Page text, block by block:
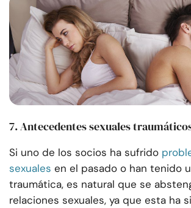
7. Antecedentes sexuales
Si uno de los socios ha sufrido
sexuales en el pasado o han tenido
traumática, es natural que se
relaciones sexuales, ya que esta ha